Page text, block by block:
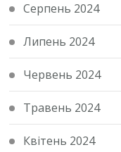
Серпень 2024
Липень 2024
Червень 2024
Травень 2024
Квітень 2024